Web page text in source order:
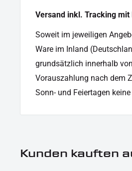
Versand inkl. Tracking mit
Soweit im jeweiligen
Ware im Inland
grundsätzlich innerhalb
Vorauszahlung nach dem
Sonn- und Feiertagen
Kunden kauften